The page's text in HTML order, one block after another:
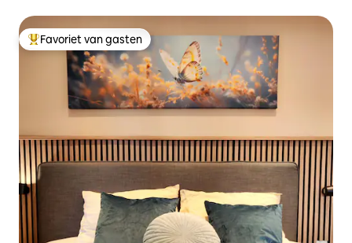
Topfavoriet van gasten
Favoriet van gasten